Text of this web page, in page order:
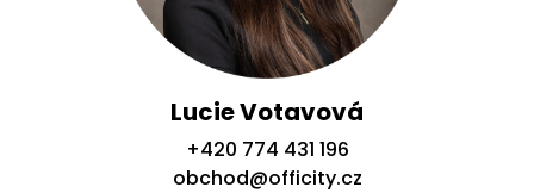
Lucie Votavová
+420 774 431 196
obchod@officity.cz